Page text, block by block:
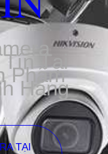
Tại
Phẩm
Hãng
TẠI